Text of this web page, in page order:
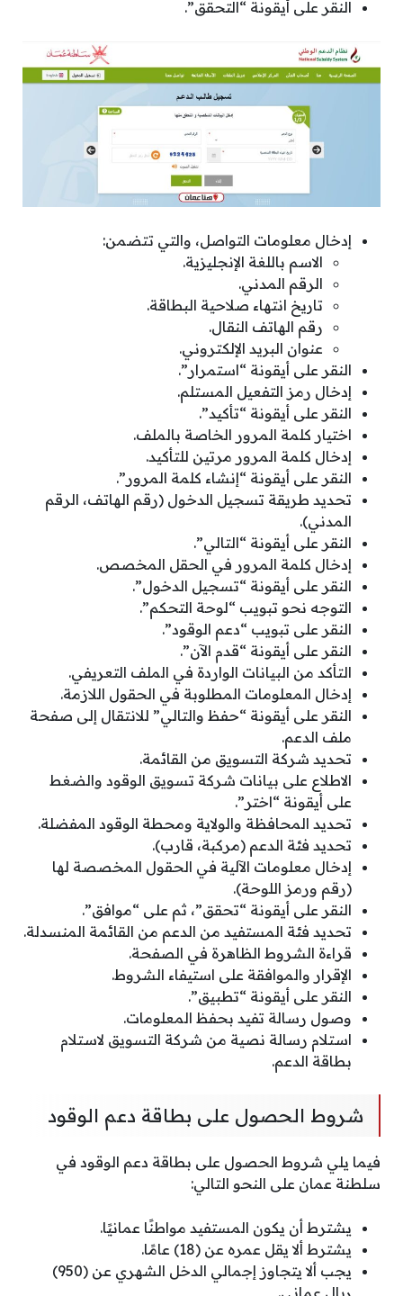
النقر على أيقونة “التحقق”.
إدخال معلومات التواصل، والتي تتضمن:
الاسم باللغة الإنجليزية.
الرقم المدني.
تاريخ انتهاء صلاحية البطاقة.
رقم الهاتف النقال.
عنوان البريد الإلكتروني.
النقر على أيقونة “استمرار”.
إدخال رمز التفعيل المستلم.
النقر على أيقونة “تأكيد”.
اختيار كلمة المرور الخاصة بالملف.
إدخال كلمة المرور مرتين للتأكيد.
النقر على أيقونة “إنشاء كلمة المرور”.
تحديد طريقة تسجيل الدخول (رقم الهاتف، الرقم
المدني).
النقر على أيقونة “التالي”.
إدخال كلمة المرور في الحقل المخصص.
النقر على أيقونة “تسجيل الدخول”.
التوجه نحو تبويب “لوحة التحكم”.
النقر على تبويب “دعم الوقود”.
النقر على أيقونة “قدم الآن”.
التأكد من البيانات الواردة في الملف التعريفي.
إدخال المعلومات المطلوبة في الحقول اللازمة.
النقر على أيقونة “حفظ والتالي” للانتقال إلى صفحة
ملف الدعم.
تحديد شركة التسويق من القائمة.
الاطلاع على بيانات شركة تسويق الوقود والضغط
على أيقونة “اختر”.
تحديد المحافظة والولاية ومحطة الوقود المفضلة.
تحديد فئة الدعم (مركبة، قارب).
إدخال معلومات الآلية في الحقول المخصصة لها
(رقم ورمز اللوحة).
النقر على أيقونة “تحقق”، ثم على “موافق”.
تحديد فئة المستفيد من الدعم من القائمة المنسدلة.
قراءة الشروط الظاهرة في الصفحة.
الإقرار والموافقة على استيفاء الشروط.
النقر على أيقونة “تطبيق”.
وصول رسالة تفيد بحفظ المعلومات.
استلام رسالة نصية من شركة التسويق لاستلام
بطاقة الدعم.
شروط الحصول على بطاقة دعم الوقود
فيما يلي شروط الحصول على بطاقة دعم الوقود في
سلطنة عمان على النحو التالي:
يشترط أن يكون المستفيد مواطنًا عمانيًا.
يشترط ألا يقل عمره عن (18) عامًا.
يجب ألا يتجاوز إجمالي الدخل الشهري عن (950)
ريال عماني.